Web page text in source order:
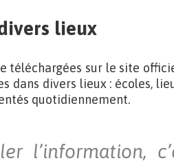
lieux
téléchargées sur le site
dans divers lieux : écoles,
quotidiennement.
l’information,